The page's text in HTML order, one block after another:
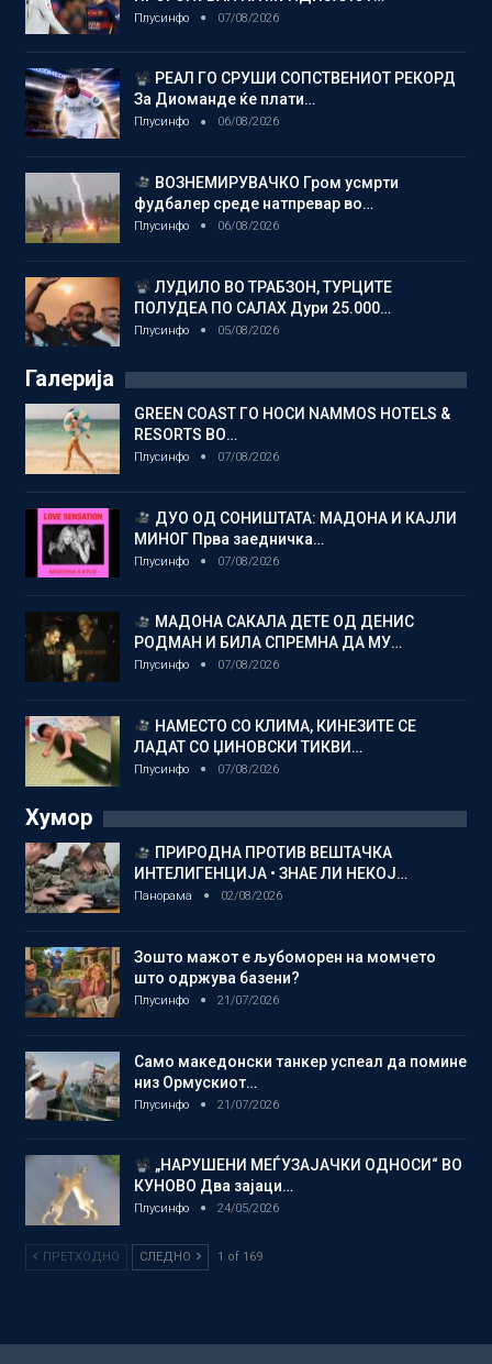
Плусинфо 07/08/2026
РЕАЛ ГО СРУШИ СОПСТВЕНИОТ РЕКОРД
За Диоманде ќе плати…
Плусинфо 06/08/2026
ВОЗНЕМИРУВАЧКО Гром усмрти
фудбалер среде натпревар во…
Плусинфо 06/08/2026
ЛУДИЛО ВО ТРАБЗОН, ТУРЦИТЕ
ПОЛУДЕА ПО САЛАХ Дури 25.000…
Плусинфо 05/08/2026
Галерија
GREEN COAST ГО НОСИ NAMMOS HOTELS &
RESORTS ВО…
Плусинфо 07/08/2026
ДУО ОД СОНИШТАТА: МАДОНА И КАЈЛИ
МИНОГ Прва заедничка…
Плусинфо 07/08/2026
МАДОНА САКАЛА ДЕТЕ ОД ДЕНИС
РОДМАН И БИЛА СПРЕМНА ДА МУ…
Плусинфо 07/08/2026
НАМЕСТО СО КЛИМА, КИНЕЗИТЕ СЕ
ЛАДАТ СО ЏИНОВСКИ ТИКВИ…
Плусинфо 07/08/2026
Хумор
ПРИРОДНА ПРОТИВ ВЕШТАЧКА
ИНТЕЛИГЕНЦИЈА • ЗНАЕ ЛИ НЕКОЈ…
Панорама 02/08/2026
Зошто мажот е љубоморен на момчето
што одржува базени?
Плусинфо 21/07/2026
Само македонски танкер успеал да помине
низ Ормускиот…
Плусинфо 21/07/2026
„НАРУШЕНИ МЕЃУЗАЈАЧКИ ОДНОСИ“ ВО
КУНОВО Два зајаци…
Плусинфо 24/05/2026
ПРЕТХОДНО СЛЕДНО 1 of 169